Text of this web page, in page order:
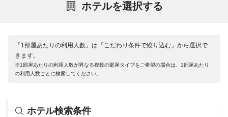
ホテルを選択する
「1部屋あたりの利用人数」は「こだわり条件で絞り込む」から選択で
きます。
※1部屋あたりの利用人数が異なる複数の部屋タイプをご希望の場合は、1部屋あたり
の利用人数ごとに検索してください。
ホテル検索条件